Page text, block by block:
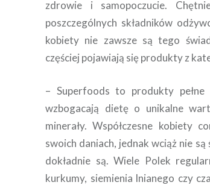
zdrowie i samopoczucie.
poszczególnych składników
kobiety nie zawsze są tego
częściej pojawiają się produkty z
– Superfoods to produkty pełne
wzbogacają dietę o unikalne
minerały. Współczesne kobiety
swoich daniach, jednak wciąż nie
dokładnie są. Wiele Polek
kurkumy, siemienia lnianego czy